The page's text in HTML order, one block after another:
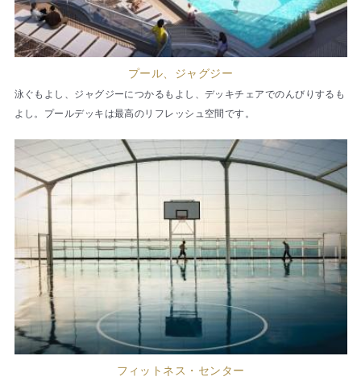
プール、ジャグジー
泳ぐもよし、ジャグジーにつかるもよし、デッキチェアでのんびりするも
よし。プールデッキは最高のリフレッシュ空間です。
フィットネス・センター